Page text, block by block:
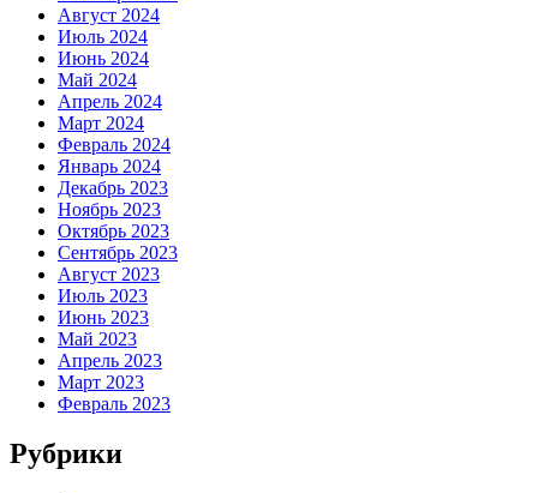
Август 2024
Июль 2024
Июнь 2024
Май 2024
Апрель 2024
Март 2024
Февраль 2024
Январь 2024
Декабрь 2023
Ноябрь 2023
Октябрь 2023
Сентябрь 2023
Август 2023
Июль 2023
Июнь 2023
Май 2023
Апрель 2023
Март 2023
Февраль 2023
Рубрики